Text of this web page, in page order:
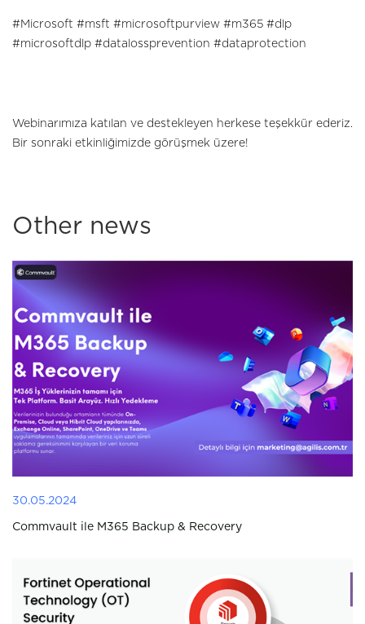
#Microsoft #msft #microsoftpurview #m365 #dlp
#microsoftdlp #datalossprevention #dataprotection
Webinarımıza katılan ve destekleyen herkese teşekkür ederiz.
Bir sonraki etkinliğimizde görüşmek üzere!
Other news
30.05.2024
Commvault ile M365 Backup & Recovery